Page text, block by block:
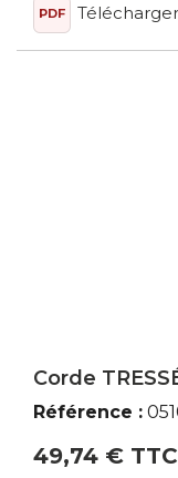
PDF
Corde
Référence :
49,74 € TTC